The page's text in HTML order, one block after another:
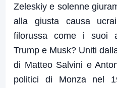
Zeleskiy e solenne
alla giusta causa
filorussa come i suoi
Trump e Musk? Uniti
di Matteo Salvini e
politici di Monza nel